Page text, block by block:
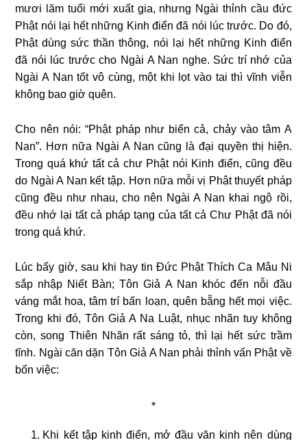
mươi lăm tuổi mới xuất gia, nhưng Ngài thỉnh cầu đức
Phật nói lại hết những Kinh điển đã nói lúc trước. Do đó,
Phật dùng sức thần thông, nói lại hết những Kinh điển
đã nói lúc trước cho Ngài A Nan nghe. Sức trí nhớ của
Ngài A Nan tốt vô cùng, một khi lọt vào tai thì vĩnh viễn
không bao giờ quên.
Cho nên nói: “Phật pháp như biển cả, chảy vào tâm A
Nan”. Hơn nữa Ngài A Nan cũng là đại quyền thị hiện.
Trong quá khứ tất cả chư Phật nói Kinh điển, cũng đều
do Ngài A Nan kết tập. Hơn nữa mỗi vị Phật thuyết pháp
cũng đều như nhau, cho nên Ngài A Nan khai ngộ rồi,
đều nhớ lại tất cả pháp tạng của tất cả Chư Phật đã nói
trong quá khứ.
Lúc bấy giờ, sau khi hay tin Ðức Phật Thích Ca Mâu Ni
sắp nhập Niết Bàn; Tôn Giả A Nan khóc đến nỗi đầu
váng mắt hoa, tâm trí bấn loạn, quên bẵng hết mọi việc.
Trong khi đó, Tôn Giả A Na Luật, nhục nhãn tuy không
còn, song Thiên Nhãn rất sáng tỏ, thì lại hết sức trầm
tĩnh. Ngài căn dặn Tôn Giả A Nan phải thỉnh vấn Phật về
bốn việc:
*
Khi kết tập kinh điển, mở đầu văn kinh nên dùng